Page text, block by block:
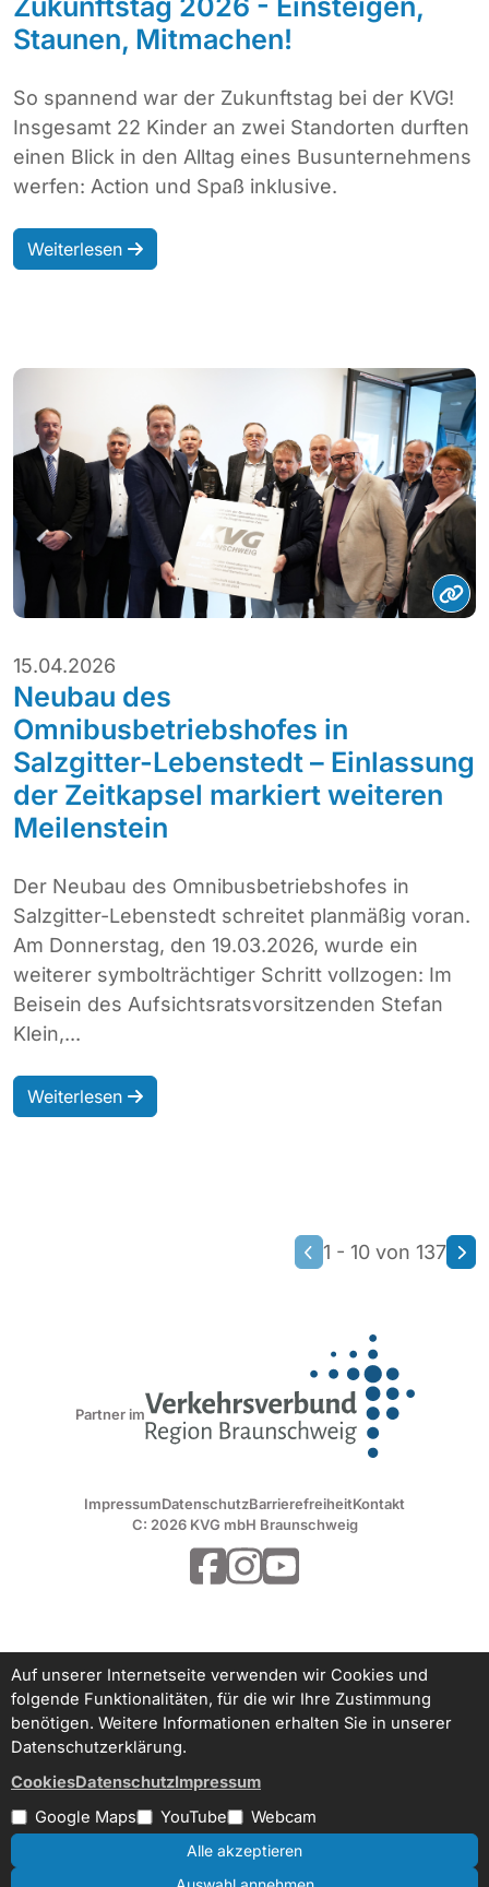
Staunen, Mitmachen!
So spannend war der Zukunftstag bei der KVG!
Insgesamt 22 Kinder an zwei Standorten durften
einen Blick in den Alltag eines Busunternehmens
werfen: Action und Spaß inklusive.
Weiterlesen
15.04.2026
Neubau des
Omnibusbetriebshofes in
Salzgitter-Lebenstedt – Einlassung
der Zeitkapsel markiert weiteren
Meilenstein
Der Neubau des Omnibusbetriebshofes in
Salzgitter-Lebenstedt schreitet planmäßig voran.
Am Donnerstag, den 19.03.2026, wurde ein
weiterer symbolträchtiger Schritt vollzogen: Im
Beisein des Aufsichtsratsvorsitzenden Stefan
Klein,...
Weiterlesen
1 - 10 von 137
ImpressumDatenschutzBarrierefreiheitKontakt
Partner im
C: 2026 KVG mbH Braunschweig
Auf unserer Internetseite verwenden wir Cookies und
folgende Funktionalitäten, für die wir Ihre Zustimmung
benötigen. Weitere Informationen erhalten Sie in unserer
Datenschutzerklärung.
CookiesDatenschutzImpressum
Google Maps
YouTube Webcam
Alle akzeptieren